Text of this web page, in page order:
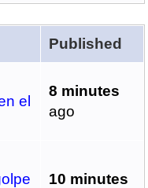
Published
el
8 minutes
ago
10 minutes